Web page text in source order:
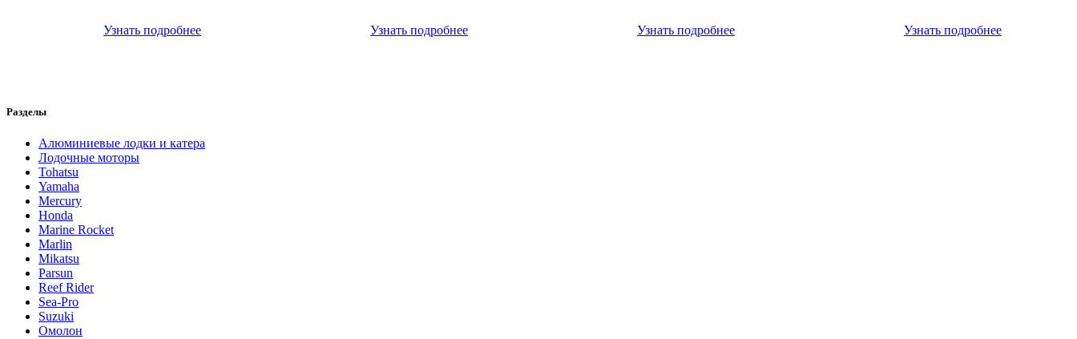
Узнать подробнее Узнать подробнее Узнать подробнее Узнать подробнее
Разделы
Алюминиевые лодки и катера
Лодочные моторы
Tohatsu
Yamaha
Mercury
Honda
Marine Rocket
Marlin
Mikatsu
Parsun
Reef Rider
Sea-Pro
Suzuki
Омолон